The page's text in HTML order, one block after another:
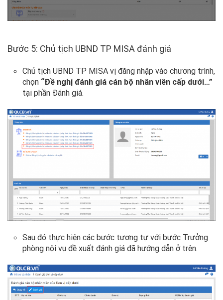
Bước 5: Chủ tịch UBND TP MISA đánh giá
Chủ tịch UBND TP MISA vị đăng nhập vào chương trình,
chọn “Đề nghị đánh giá cán bộ nhân viên cấp dưới…”
tại phần Đánh giá.
Sau đó thực hiện các bước tương tự với bước Trưởng
phòng nội vụ đề xuất đánh giá đã hướng dẫn ở trên.